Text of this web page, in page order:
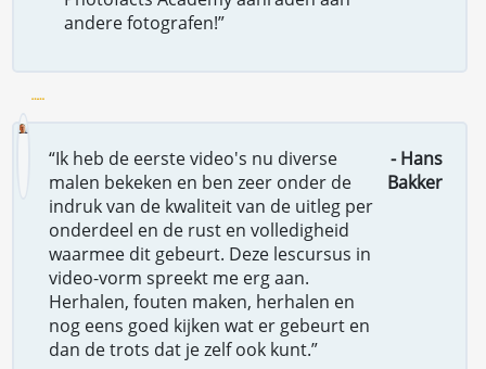
andere fotografen!”
“Ik heb de eerste video's nu diverse
malen bekeken en ben zeer onder de
indruk van de kwaliteit van de uitleg per
onderdeel en de rust en volledigheid
waarmee dit gebeurt. Deze lescursus in
video-vorm spreekt me erg aan.
Herhalen, fouten maken, herhalen en
nog eens goed kijken wat er gebeurt en
dan de trots dat je zelf ook kunt.”
- Hans
Bakker